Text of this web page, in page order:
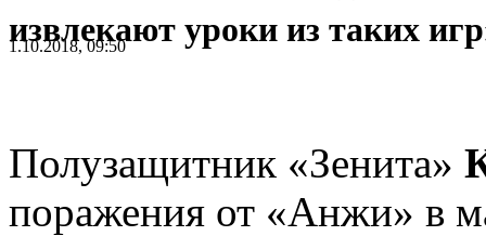
извлекают уроки из таких
1.10.2018, 09:50
Полузащитник «Зенита»
поражения от «Анжи» в